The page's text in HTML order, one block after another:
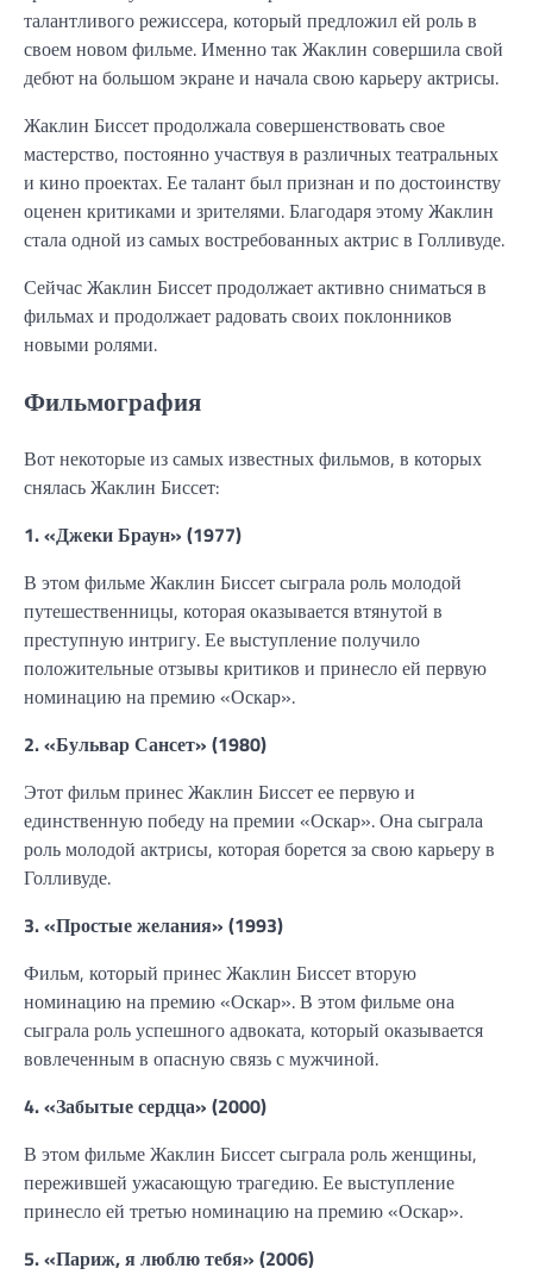
талантливого режиссера, который предложил ей роль в
своем новом фильме. Именно так Жаклин совершила свой
дебют на большом экране и начала свою карьеру актрисы.
Жаклин Биссет продолжала совершенствовать свое
мастерство, постоянно участвуя в различных театральных
и кино проектах. Ее талант был признан и по достоинству
оценен критиками и зрителями. Благодаря этому Жаклин
стала одной из самых востребованных актрис в Голливуде.
Сейчас Жаклин Биссет продолжает активно сниматься в
фильмах и продолжает радовать своих поклонников
новыми ролями.
Фильмография
Вот некоторые из самых известных фильмов, в которых
снялась Жаклин Биссет:
1. «Джеки Браун» (1977)
В этом фильме Жаклин Биссет сыграла роль молодой
путешественницы, которая оказывается втянутой в
преступную интригу. Ее выступление получило
положительные отзывы критиков и принесло ей первую
номинацию на премию «Оскар».
2. «Бульвар Сансет» (1980)
Этот фильм принес Жаклин Биссет ее первую и
единственную победу на премии «Оскар». Она сыграла
роль молодой актрисы, которая борется за свою карьеру в
Голливуде.
3. «Простые желания» (1993)
Фильм, который принес Жаклин Биссет вторую
номинацию на премию «Оскар». В этом фильме она
сыграла роль успешного адвоката, который оказывается
вовлеченным в опасную связь с мужчиной.
4. «Забытые сердца» (2000)
В этом фильме Жаклин Биссет сыграла роль женщины,
пережившей ужасающую трагедию. Ее выступление
принесло ей третью номинацию на премию «Оскар».
5. «Париж, я люблю тебя» (2006)